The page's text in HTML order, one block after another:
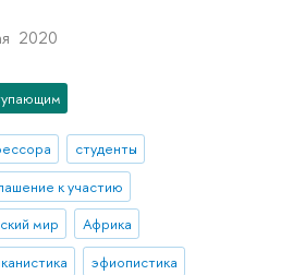
2020
студенты
к участию
мир
Африка
эфиопистика